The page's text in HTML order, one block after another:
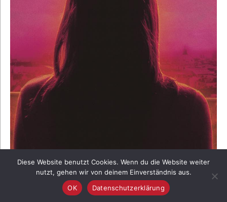
Diese Website benutzt Cookies. Wenn du die Website weiter
nutzt, gehen wir von deinem Einverständnis aus.
OK
Datenschutzerklärung